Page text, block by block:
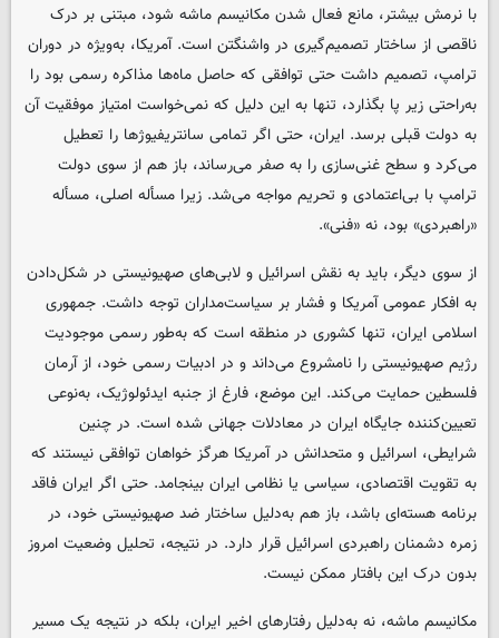
با نرمش بیشتر، مانع فعال شدن مکانیسم ماشه شود، مبتنی بر درک
ناقصی از ساختار تصمیم‌گیری در واشنگتن است. آمریکا، به‌ویژه در دوران
ترامپ، تصمیم داشت حتی توافقی که حاصل ماه‌ها مذاکره رسمی بود را
به‌راحتی زیر پا بگذارد، تنها به این دلیل که نمی‌خواست امتیاز موفقیت آن
به دولت قبلی برسد. ایران، حتی اگر تمامی سانتریفیوژها را تعطیل
می‌کرد و سطح غنی‌سازی را به صفر می‌رساند، باز هم از سوی دولت
ترامپ با بی‌اعتمادی و تحریم مواجه می‌شد. زیرا مسأله اصلی، مسأله
«راهبردی» بود، نه «فنی».
از سوی دیگر، باید به نقش اسرائیل و لابی‌های صهیونیستی در شکل‌دادن
به افکار عمومی آمریکا و فشار بر سیاست‌مداران توجه داشت. جمهوری
اسلامی ایران، تنها کشوری در منطقه است که به‌طور رسمی موجودیت
رژیم صهیونیستی را نامشروع می‌داند و در ادبیات رسمی خود، از آرمان
فلسطین حمایت می‌کند. این موضع، فارغ از جنبه ایدئولوژیک، به‌نوعی
تعیین‌کننده جایگاه ایران در معادلات جهانی شده است. در چنین
شرایطی، اسرائیل و متحدانش در آمریکا هرگز خواهان توافقی نیستند که
به تقویت اقتصادی، سیاسی یا نظامی ایران بینجامد. حتی اگر ایران فاقد
برنامه هسته‌ای باشد، باز هم به‌دلیل ساختار ضد صهیونیستی خود، در
زمره دشمنان راهبردی اسرائیل قرار دارد. در نتیجه، تحلیل وضعیت امروز
بدون درک این بافتار ممکن نیست.
مکانیسم ماشه، نه به‌دلیل رفتارهای اخیر ایران، بلکه در نتیجه یک مسیر